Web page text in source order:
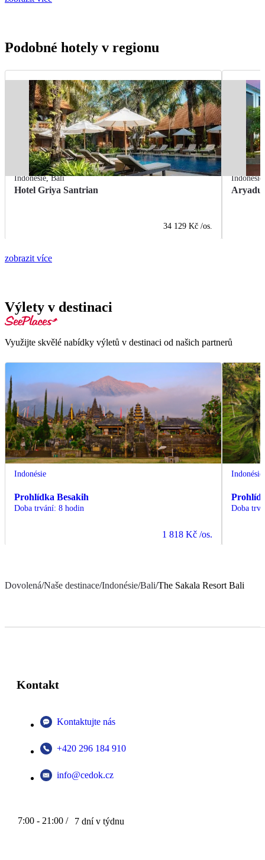
Podobné hotely v regionu
Indonésie,Bali
Hotel Griya Santrian
34 129 Kč /os.
Indonésie
zobrazit více
Výlety v destinaci
Využijte skvělé nabídky výletů v destinaci od našich partnerů
Indonésie
Prohlídka Besakih
Doba trvání: 8 hodin
1 818 Kč /os.
Indonésie
Doba
Dovolená/Naše destinace/Indonésie/Bali/The Sakala Resort Bali
Kontakt
Kontaktujte nás
+420 296 184 910
info@cedok.cz
7:00 - 21:00 / 7 dní v týdnu